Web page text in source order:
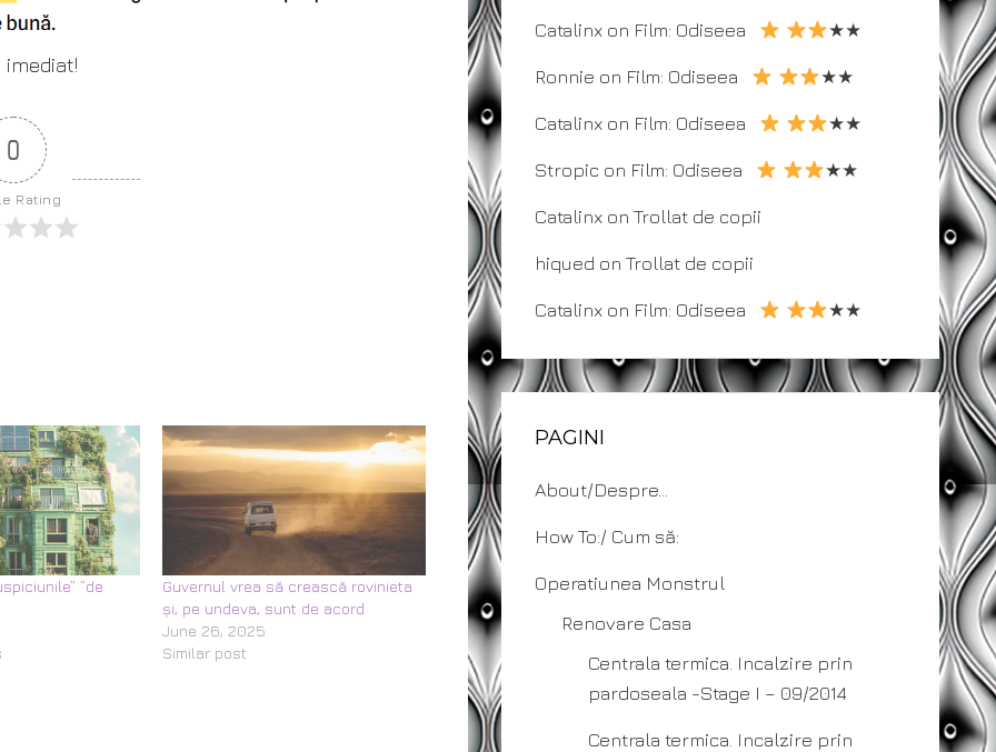
0
Rating
”de
Guvernul vrea să crească rovinieta
și, pe undeva, sunt de acord
June 26, 2025
Similar post
Catalinx on Film: Odiseea ★★
Ronnie on Film: Odiseea ★★
Catalinx on Film: Odiseea ★★
Stropic on Film: Odiseea ★★
Catalinx on Trollat de copii
hiqued on Trollat de copii
Catalinx on Film: Odiseea ★★
PAGINI
About/Despre…
How To:/ Cum să:
Operatiunea Monstrul
Renovare Casa
Centrala termica. Incalzire prin
pardoseala -Stage I – 09/2014
Centrala termica. Incalzire prin